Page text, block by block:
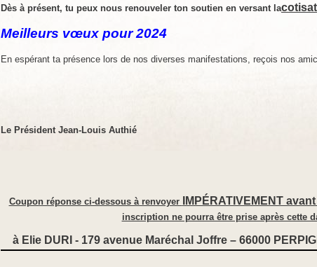
Dès à présent, tu peux nous renouveler ton soutien en versant la
Meilleurs vœux pour 2024
En espérant ta présence lors de nos diverses manifestations, reçois nos
Le Président Jean-Louis Authié
Coupon réponse ci-dessous à renvoyer IMPÉRATIVEMENT
inscription ne pourra être prise après cette
à Elie DURI - 179 avenue Maréchal Joffre – 66000